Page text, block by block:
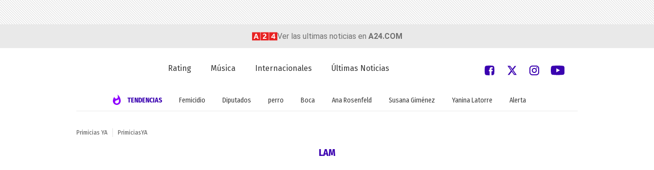
Ver las ultimas noticias en A24.COM
Rating Música Internacionales Últimas Noticias
TENDENCIAS Femicidio Diputados perro Boca Ana Rosenfeld Susana Giménez Yanina Latorre Alerta
Primicias YA PrimiciasYA
LAM